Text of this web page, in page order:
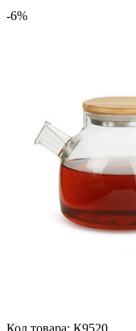
-6%
Код товара: К9520